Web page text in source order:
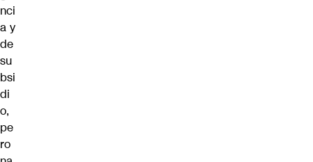
nci
a y
de
su
bsi
di
o,
pe
ro